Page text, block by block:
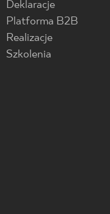
Deklaracje
Platforma B2B
Realizacje
Szkolenia